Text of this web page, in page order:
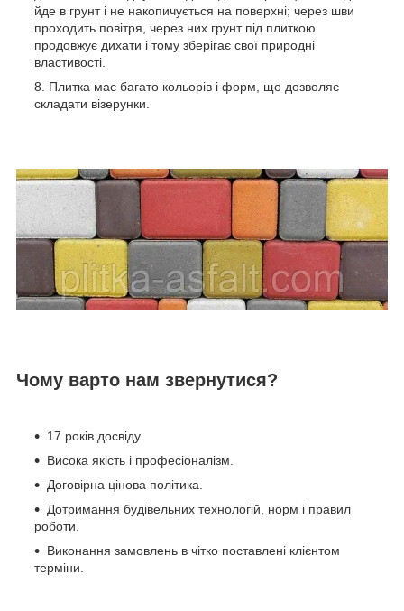
йде в грунт і не накопичується на поверхні; через шви
проходить повітря, через них грунт під плиткою
продовжує дихати і тому зберігає свої природні
властивості.
Плитка має багато кольорів і форм, що дозволяє
складати візерунки.
Чому варто нам звернутися?
17 років досвіду.
Висока якість і професіоналізм.
Договірна цінова політика.
Дотримання будівельних технологій, норм і правил
роботи.
Виконання замовлень в чітко поставлені клієнтом
терміни.